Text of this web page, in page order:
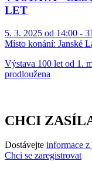
LET
5. 3. 2025 od 14:00 -
Místo konání: Janské
Výstava 100 let od 1.
prodloužena
CHCI
Dostávejte informace z
Chci se zaregistrovat